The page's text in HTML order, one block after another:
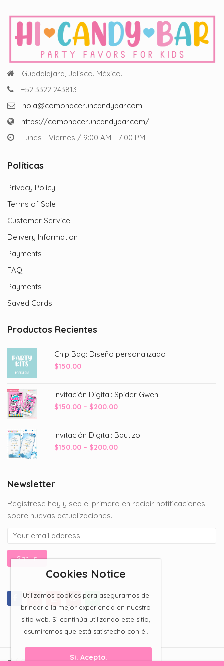
Guadalajara, Jalisco. México.
+52 3322 243813
hola@comohaceruncandybar.com
https://comohaceruncandybar.com/
Lunes - Viernes / 9:00 AM - 7:00 PM
Políticas
Privacy Policy
Terms of Sale
Customer Service
Delivery Information
Payments
FAQ
Payments
Saved Cards
Productos Recientes
Chip Bag: Diseño personalizado
$150.00
Invitación Digital: Spider Gwen
$150.00 – $200.00Price
through
$200.00
Invitación Digital: Bautizo
$150.00 – $200.00Price
Newsletter
Regístrese hoy y sea el primero en recibir notificaciones
sobre nuevas actualizaciones.
Hi Candy Bar 2023 All Rights Reserved.
Cookies Notice
Utilizamos cookies para asegurarnos de
brindarle la mejor experiencia en nuestro
sitio web. Si continúa utilizando este sitio,
asumiremos que está satisfecho con él.
Si. Acepto.